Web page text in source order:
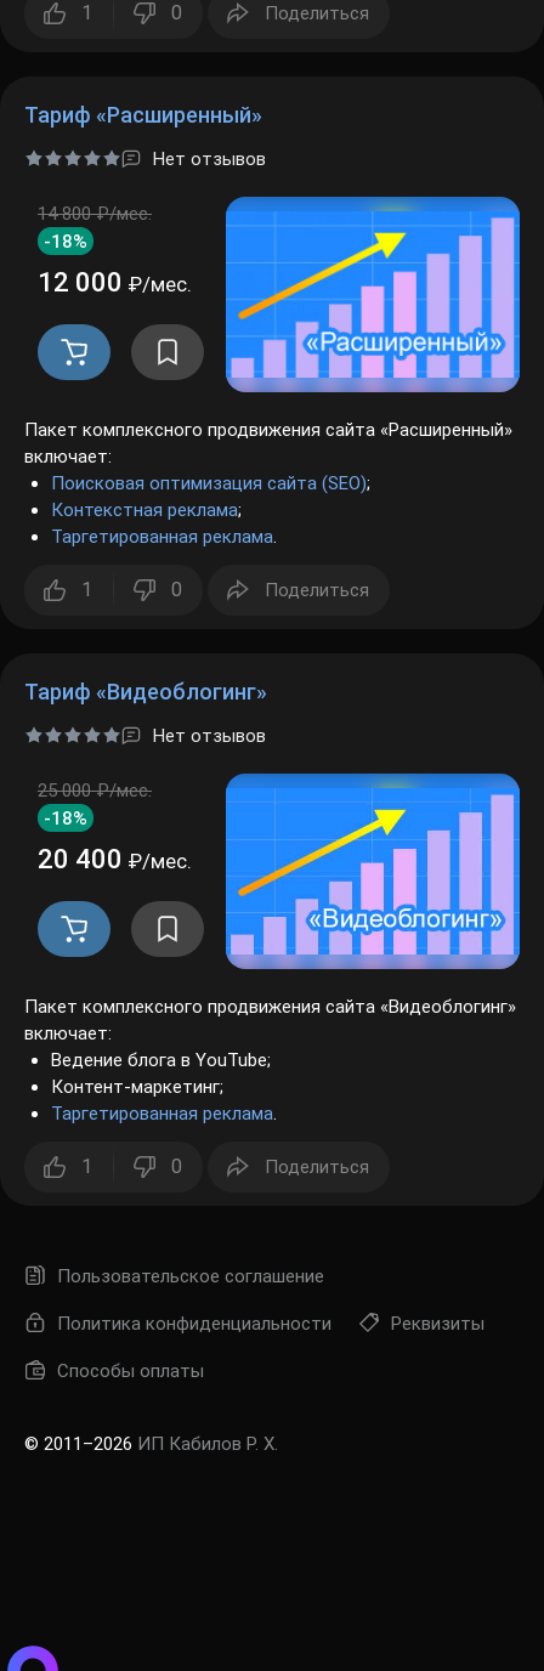
1 0 Поделиться
Тариф «Расширенный»
Нет отзывов
14 800 ₽/мес.
-18%
12 000 ₽/мес.
Пакет комплексного продвижения сайта «Расширенный»
включает:
Поисковая оптимизация сайта (SEO);
Контекстная реклама;
Таргетированная реклама.
1 0 Поделиться
Тариф «Видеоблогинг»
Нет отзывов
25 000 ₽/мес.
-18%
20 400 ₽/мес.
Пакет комплексного продвижения сайта «Видеоблогинг»
включает:
Ведение блога в YouTube;
Контент-маркетинг;
Таргетированная реклама.
1 0 Поделиться
Пользовательское соглашение
Политика конфиденциальности Реквизиты
Способы оплаты
© 2011–2026 ИП Кабилов Р. Х.